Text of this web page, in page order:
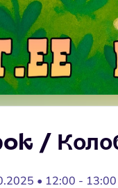
/
• 12:00 - 13:00